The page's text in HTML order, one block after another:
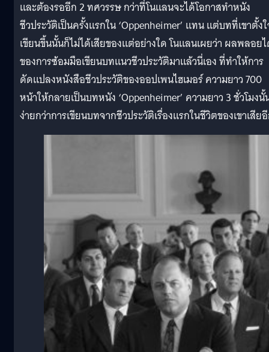
และต้องรออีก 2 ทศวรรษ กว่าที่โนแลนจะได้โอกาสทำหนัง
ชีวประวัติเป็นครั้งแรกใน ‘Oppenheimer’ แทน แต่บทที่เขาตั้ง
เขียนขึ้นนั้นก็ไม่ได้เสียของแต่อย่างใด โนแลนเผยว่า ผลพลอย
ของการซ้อมมือเขียนบทแนวชีวประวัติมาแล้วนี่เอง ที่ทำให้การ
ดัดแปลงหนังสือชีวประวัติของออปเพนไฮเมอร์ ความยาว 700
หน้าให้กลายเป็นบทหนัง ‘Oppenheimer’ ความยาว 3 ชั่วโมงนั้
ง่ายกว่าการเขียนบทจากชีวประวัติเรื่องแรกในชีวิตของเขาเสีย